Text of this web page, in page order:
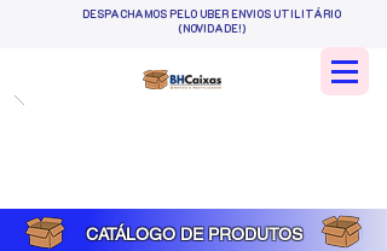
DESPACHAMOS PELO UBER ENVIOS UTILITÁRIO
(NOVIDADE!)
CATÁLOGO DE PRODUTOS